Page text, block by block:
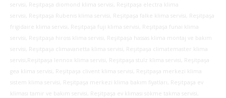
servisi, Reşitpaşa diomond klima servisi, Reşitpaşa electra klima
servisi, Reşitpaşa Rubenis klima servisi, Reşitpaşa falke klima servisi, Reşitpaşa
frigidaire klima servisi, Reşitpaşa fuji klima servisi, Reşitpaşa funai klima
servisi, Reşitpaşa hiross klima servisi, Reşitpaşa hassas klima montaj ve bakım
servisi, Reşitpaşa climavanetta klima servisi, Reşitpaşa climatemaster klima
servisi,Reşitpaşa lennox klima servisi, Reşitpaşa stulz klima servisi, Reşitpaşa
gea klima servisi, Reşitpaşa clivent klima servisi, Reşitpaşa merkezi klima
sistem klima servisi, Reşitpaşa merkezi klima bakım fiyatları, Reşitpaşa ev
kliması tamir ve bakım servisi, Reşitpaşa ev kliması sökme takma servisi,